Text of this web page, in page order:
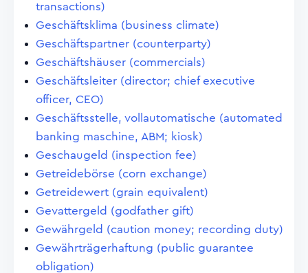
transactions)
Geschäftsklima (business climate)
Geschäftspartner (counterparty)
Geschäftshäuser (commercials)
Geschäftsleiter (director; chief executive
officer, CEO)
Geschäftsstelle, vollautomatische (automated
banking maschine, ABM; kiosk)
Geschaugeld (inspection fee)
Getreidebörse (corn exchange)
Getreidewert (grain equivalent)
Gevattergeld (godfather gift)
Gewährgeld (caution money; recording duty)
Gewährträgerhaftung (public guarantee
obligation)